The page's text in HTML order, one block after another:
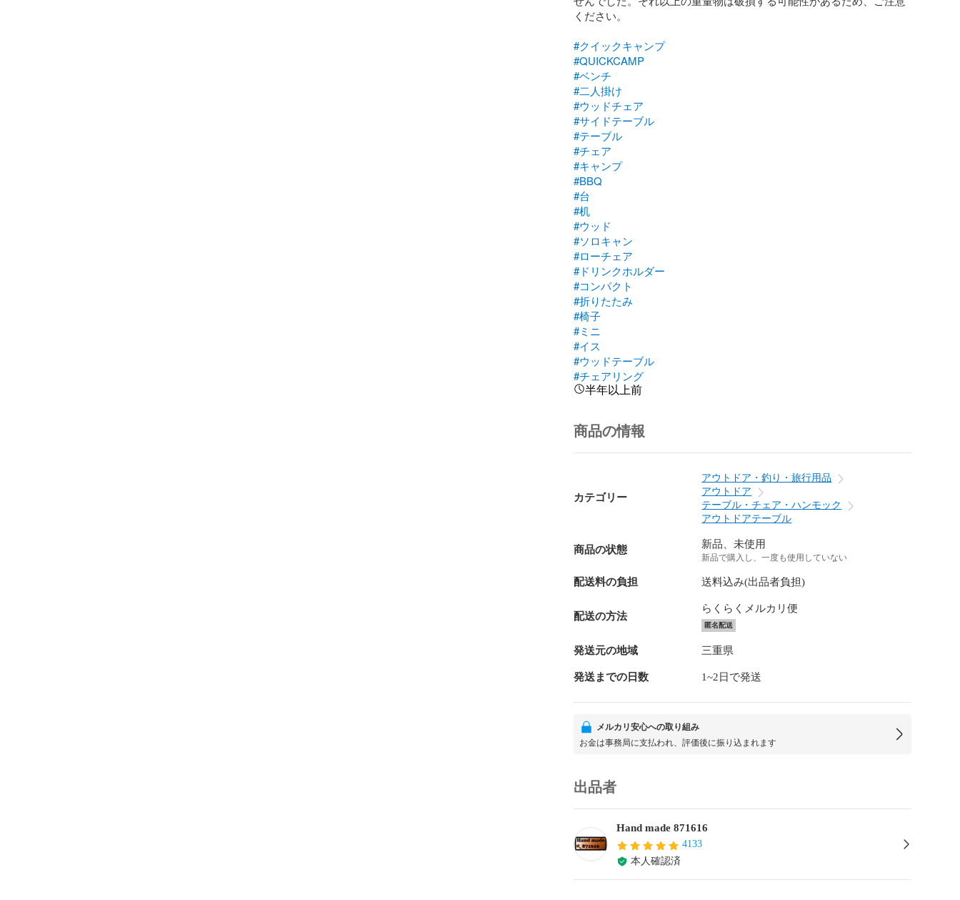
ください。
#クイックキャンプ
#QUICKCAMP
#ベンチ
#二人掛け
#ウッドチェア
#サイドテーブル
#テーブル
#チェア
#キャンプ
#BBQ
#台
#机
#ウッド
#ソロキャン
#ローチェア
#ドリンクホルダー
#コンパクト
#折りたたみ
#椅子
#ミニ
#イス
#ウッドテーブル
#チェアリング
半年以上前
商品の情報
カテゴリー
アウトドア・釣り・旅行用品
アウトドア
テーブル・チェア・ハンモック
アウトドアテーブル
商品の状態 新品、未使用
新品で購入し、一度も使用していない
配送料の負担 送料込み(出品者負担)
配送の方法
らくらくメルカリ便
匿名配送
発送元の地域 三重県
発送までの日数 1~2日で発送
メルカリ安心への取り組み
お金は事務局に支払われ、評価後に振り込まれます
出品者
Hand made 871616
4133
本人確認済